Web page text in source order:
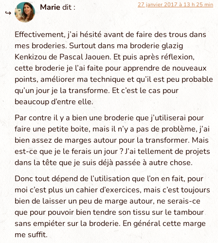
Mariedit : 27 janvier 2017 à 13 h 25 min
Effectivement, j’ai hésité avant de faire des trous dans
mes broderies. Surtout dans ma broderie glazig
Kenkizou de Pascal Jaouen. Et puis après réflexion,
cette broderie je l’ai faite pour apprendre de nouveaux
points, améliorer ma technique et qu’il est peu probable
qu’un jour je la transforme. Et c’est le cas pour
beaucoup d’entre elle.
Par contre il y a bien une broderie que j’utiliserai pour
faire une petite boite, mais il n’y a pas de problème, j’ai
bien assez de marges autour pour la transformer. Mais
est-ce que je le ferais un jour ? J’ai tellement de projets
dans la tête que je suis déjà passée à autre chose.
Donc tout dépend de l’utilisation que l’on en fait, pour
moi c’est plus un cahier d’exercices, mais c’est toujours
bien de laisser un peu de marge autour, ne serais-ce
que pour pouvoir bien tendre son tissu sur le tambour
sans empiéter sur la broderie. En général cette marge
me suffit.